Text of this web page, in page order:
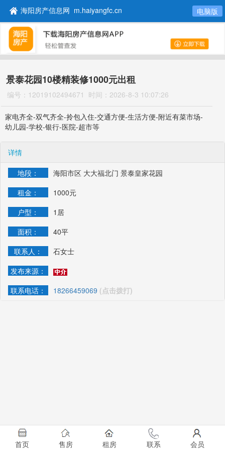
海阳房产信息网 m.haiyangfc.cn 电脑版
景泰花园10楼精装修1000元出租
编号：12019102494671 时间：2026-8-3 10:07:26
家电齐全-双气齐全-拎包入住-交通方便-生活方便-附近有菜市场-
幼儿园-学校-银行-医院-超市等
详情
地段：
海阳市区 大大福北门 景泰皇家花园
租金：
1000元
户型：
1居
面积：
40平
联系人：
石女士
发布来源：
联系电话：
18266459069 (点击拨打)
首页 售房 租房 联系 会员